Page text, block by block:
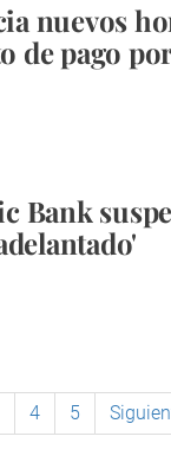
nuevos
de pago
Bank
4 5